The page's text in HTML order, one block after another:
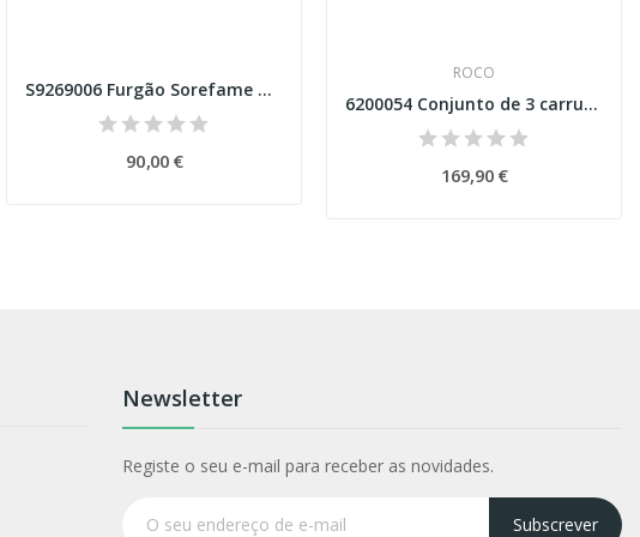
S9269006 Furgão Sorefame CP006 com topos de...
90,00 €
ROCO
6200054 Conjunto de 3 carruagens “Blokkendoos”,...
169,90 €
Newsletter
Registe o seu e-mail para receber as novidades.
Subscrever